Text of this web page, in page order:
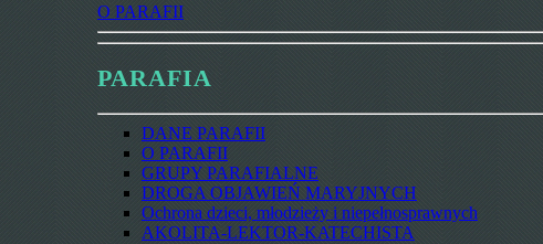
O PARAFII
PARAFIA
DANE PARAFII
O PARAFII
GRUPY PARAFIALNE
DROGA OBJAWIEŃ MARYJNYCH
Ochrona dzieci, młodzieży i niepełnosprawnych
AKOLITA-LEKTOR-KATECHISTA